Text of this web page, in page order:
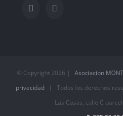
© Copyright 2026 | Asociacion
privacidad| Todos los derechos
Las Casas, calle C